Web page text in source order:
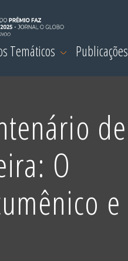
Temáticos Publicações
de
O
e